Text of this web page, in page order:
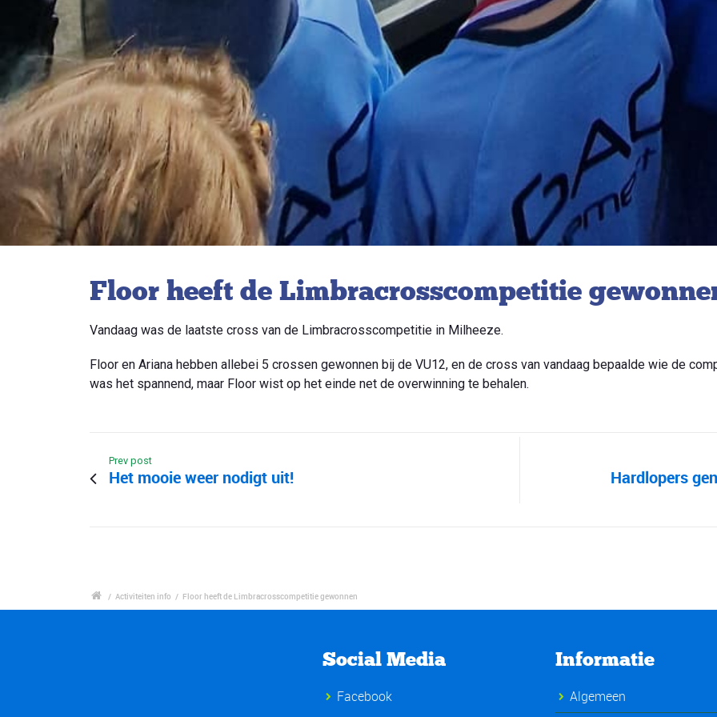
Floor heeft de Limbracrosscompetitie
Vandaag was de laatste cross van de Limbracrosscompetitie in Milheeze.
Floor en Ariana hebben allebei 5 crossen gewonnen bij de VU12, en de cross van vandaag bepaalde wie de
was het spannend, maar Floor wist op het einde net de overwinning te behalen.
Prev post
Het mooie weer nodigt uit! Hardlopers
/ Activiteiten info / Floor heeft de Limbracrosscompetitie gewonnen
Social Media
Facebook
Informatie
Algemeen